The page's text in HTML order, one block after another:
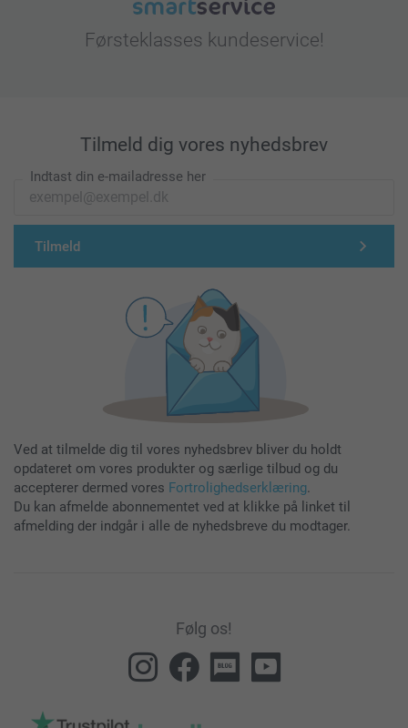
Førsteklasses kundeservice!
Tilmeld dig vores nyhedsbrev
Indtast din e-mailadresse her
Tilmeld
Ved at tilmelde dig til vores nyhedsbrev bliver du holdt
opdateret om vores produkter og særlige tilbud og du
accepterer dermed vores Fortrolighedserklæring.
Du kan afmelde abonnementet ved at klikke på linket til
afmelding der indgår i alle de nyhedsbreve du modtager.
Følg os!